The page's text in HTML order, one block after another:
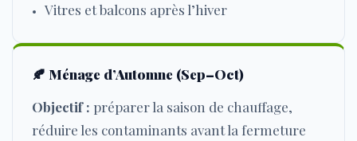
Vitres et balcons après l’hiver
🍂 Ménage d’Automne (Sep–Oct)
Objectif : préparer la saison de chauffage,
réduire les contaminants avant la fermeture